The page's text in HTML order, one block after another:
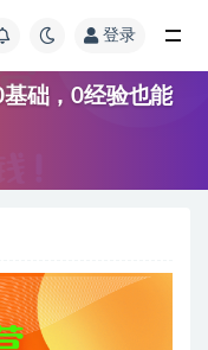
登录
基础，0经验也能